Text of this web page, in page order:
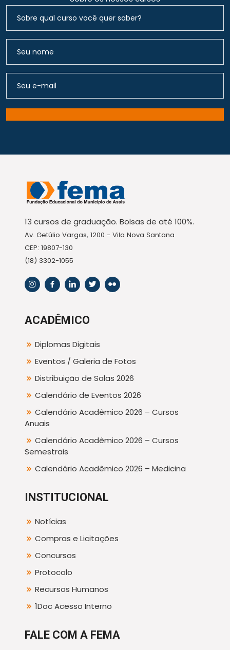
13 cursos de graduação. Bolsas de até 100%.
Av. Getúlio Vargas, 1200 - Vila Nova Santana
CEP: 19807-130
(18) 3302-1055
ACADÊMICO
Diplomas Digitais
Eventos / Galeria de Fotos
Distribuição de Salas 2026
Calendário de Eventos 2026
Calendário Acadêmico 2026 – Cursos
Anuais
Calendário Acadêmico 2026 – Cursos
Semestrais
Calendário Acadêmico 2026 – Medicina
INSTITUCIONAL
Notícias
Compras e Licitações
Concursos
Protocolo
Recursos Humanos
1Doc Acesso Interno
FALE COM A FEMA